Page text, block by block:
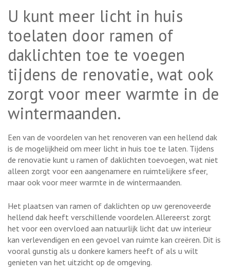
U kunt meer licht in huis
toelaten door ramen of
daklichten toe te voegen
tijdens de renovatie, wat ook
zorgt voor meer warmte in de
wintermaanden.
Een van de voordelen van het renoveren van een hellend dak
is de mogelijkheid om meer licht in huis toe te laten. Tijdens
de renovatie kunt u ramen of daklichten toevoegen, wat niet
alleen zorgt voor een aangenamere en ruimtelijkere sfeer,
maar ook voor meer warmte in de wintermaanden.
Het plaatsen van ramen of daklichten op uw gerenoveerde
hellend dak heeft verschillende voordelen. Allereerst zorgt
het voor een overvloed aan natuurlijk licht dat uw interieur
kan verlevendigen en een gevoel van ruimte kan creëren. Dit is
vooral gunstig als u donkere kamers heeft of als u wilt
genieten van het uitzicht op de omgeving.